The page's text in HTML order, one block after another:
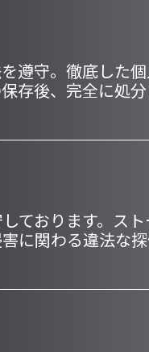
遵守。徹底した
存後、完全に処
ております。ス
に関わる違法な